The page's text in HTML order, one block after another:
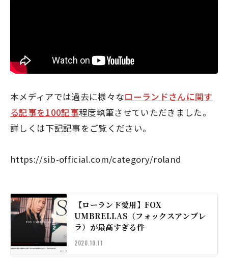
本メディアでは過去に様々なローランドさんに関す
る記事を100記事程度執筆させていただきました。
詳しくは下記記事をご覧ください。
https://sib-official.com/category/roland
【ローランド愛用】FOX
UMBRELLAS（フォックスアンブレ
ラ）が最高すぎる件
2020.10.11